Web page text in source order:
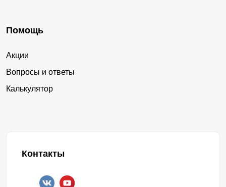
Помощь
Акции
Вопросы и ответы
Калькулятор
Контакты